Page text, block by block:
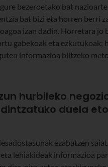
bezeroetako bat
bat bizi eta horren berri
izan dadin. Horretara
gabekoak eta
informazioa biltzeko
hurbileko
duela
ezabatzen
lehiakideak informazioa